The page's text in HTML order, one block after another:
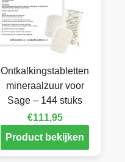
Ontkalkingstabletten
mineraalzuur voor
Sage – 144 stuks
€111,95
Product bekijken